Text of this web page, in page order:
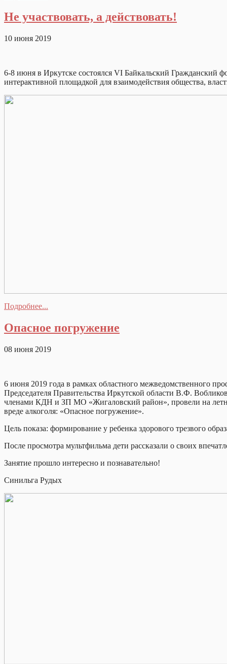
Не участвовать, а действовать!
10 июня 2019
6-8 июня в Иркутске состоялся VI Байкальский Гражданский
интерактивной площадкой для взаимодействия общества,
Подробнее...
Опасное погружение
08 июня 2019
6 июня 2019 года в рамках областного межведомственного
Председателя Правительства Иркутской области В.Ф.
членами КДН и ЗП МО «Жигаловский район», провели на
вреде алкоголя: «Опасное погружение».
Цель показа: формирование у ребенка здорового трезвого
После просмотра мультфильма дети рассказали о своих
Занятие прошло интересно и познавательно!
Синильга Рудых